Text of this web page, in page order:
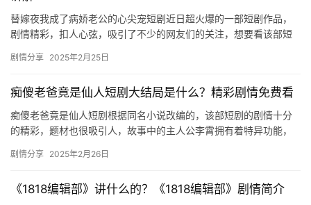
替嫁夜我成了病娇老公的心尖宠短剧近日超火爆的一部短剧作品，
剧情精彩，扣人心弦，吸引了不少的网友们的关注，想要看该部短
宠…
剧情分享 2025年2月25日
痴傻老爸竟是仙人短剧大结局是什么？精彩剧情免费看
痴傻老爸竟是仙人短剧根据同名小说改编的，该部短剧的剧情十分
的精彩，题材也很吸引人，故事中的主人公李霄拥有着特异功能，
剧情分享 2025年2月26日
《1818编辑部》讲什么的？《1818编辑部》剧情简介